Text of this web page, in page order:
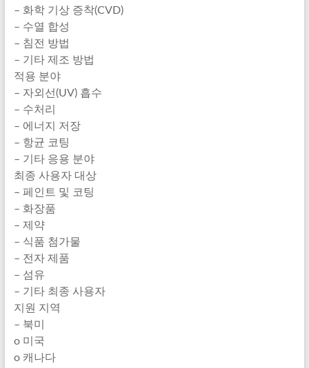
– 화학 기상 증착(CVD)
– 수열 합성
– 침전 방법
– 기타 제조 방법
적용 분야
– 자외선(UV) 흡수
– 수처리
– 에너지 저장
– 항균 코팅
– 기타 응용 분야
최종 사용자 대상
– 페인트 및 코팅
– 화장품
– 제약
– 식품 첨가물
– 전자 제품
– 섬유
– 기타 최종 사용자
지원 지역
– 북미
o 미국
o 캐나다